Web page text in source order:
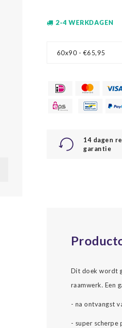
2-4 WERKDAGEN
60x90 - €65,95
14 dagen
garantie
Dit doek wordt
raamwerk. Een
- na ontvangst
- super scherpe